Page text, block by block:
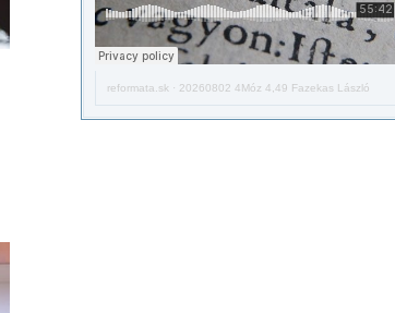
reformata.sk · 20260802 4Móz 4,49 Fazekas László